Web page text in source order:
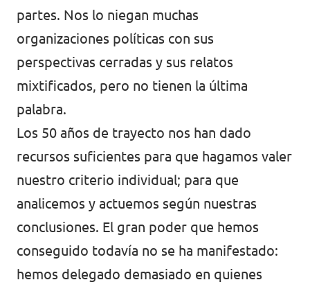
partes. Nos lo niegan muchas
organizaciones políticas con sus
perspectivas cerradas y sus relatos
mixtificados, pero no tienen la última
palabra.
Los 50 años de trayecto nos han dado
recursos suficientes para que hagamos valer
nuestro criterio individual; para que
analicemos y actuemos según nuestras
conclusiones. El gran poder que hemos
conseguido todavía no se ha manifestado:
hemos delegado demasiado en quienes